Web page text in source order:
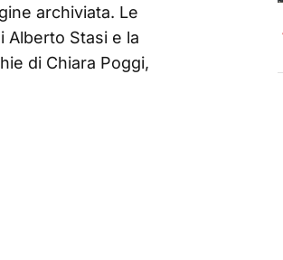
archiviata. Le
Alberto Stasi e la
di Chiara Poggi,